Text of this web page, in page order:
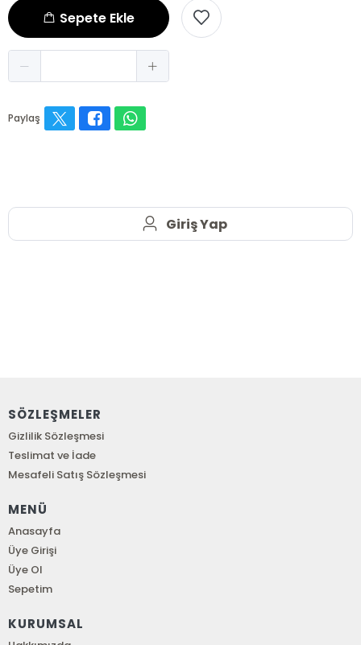
Sepete Ekle
Paylaş
Giriş Yap
SÖZLEŞMELER
Gizlilik Sözleşmesi
Teslimat ve İade
Mesafeli Satış Sözleşmesi
MENÜ
Anasayfa
Üye Girişi
Üye Ol
Sepetim
KURUMSAL